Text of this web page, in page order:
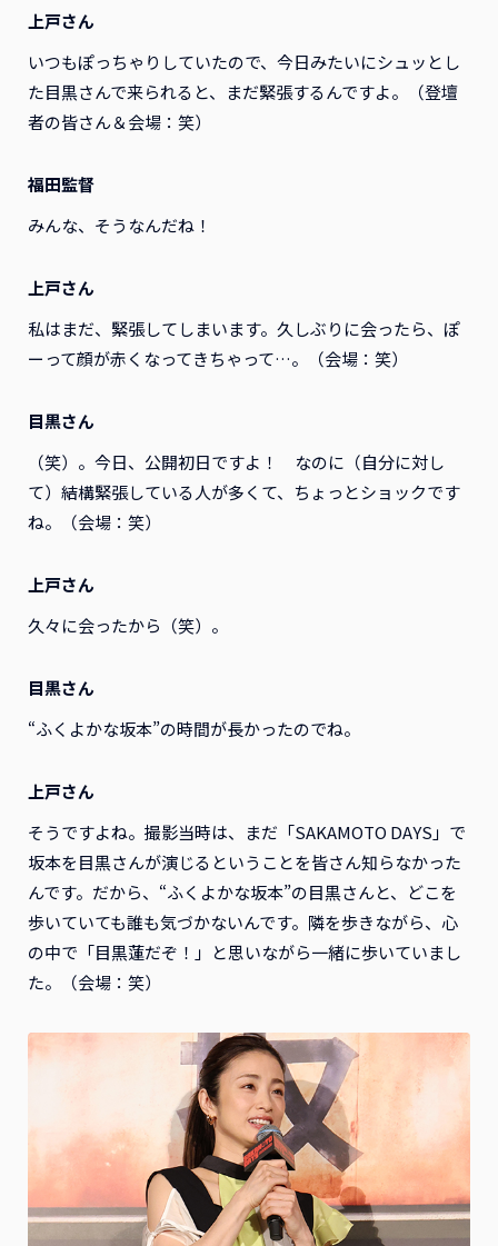
上戸さん
いつもぽっちゃりしていたので、今日みたいにシュッとし
た目黒さんで来られると、まだ緊張するんですよ。（登壇
者の皆さん＆会場：笑）
福田監督
みんな、そうなんだね！
上戸さん
私はまだ、緊張してしまいます。久しぶりに会ったら、ぽ
ーって顔が赤くなってきちゃって…。（会場：笑）
目黒さん
（笑）。今日、公開初日ですよ！ なのに（自分に対し
て）結構緊張している人が多くて、ちょっとショックです
ね。（会場：笑）
上戸さん
久々に会ったから（笑）。
目黒さん
“ふくよかな坂本”の時間が長かったのでね。
上戸さん
そうですよね。撮影当時は、まだ「SAKAMOTO DAYS」で
坂本を目黒さんが演じるということを皆さん知らなかった
んです。だから、“ふくよかな坂本”の目黒さんと、どこを
歩いていても誰も気づかないんです。隣を歩きながら、心
の中で「目黒蓮だぞ！」と思いながら一緒に歩いていまし
た。（会場：笑）